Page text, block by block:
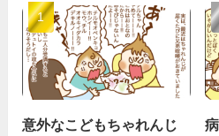
意外なこどもちゃれんじ